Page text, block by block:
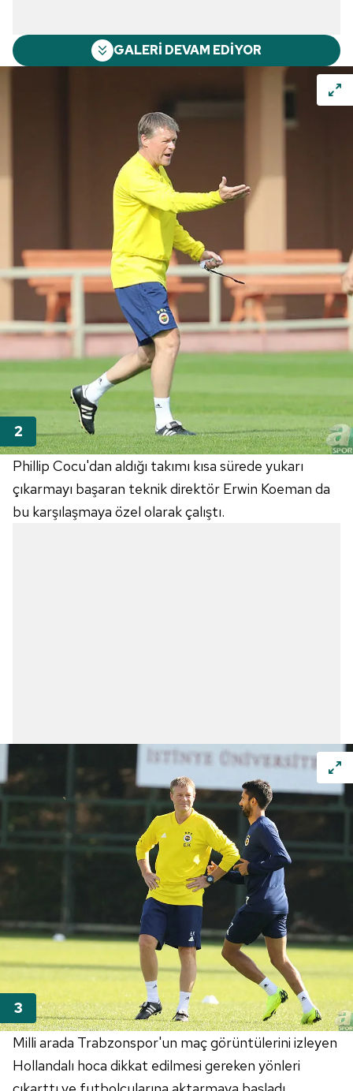
GALERİ DEVAM EDİYOR
Phillip Cocu'dan aldığı takımı kısa sürede yukarı
çıkarmayı başaran teknik direktör Erwin Koeman da
bu karşılaşmaya özel olarak çalıştı.
Milli arada Trabzonspor'un maç görüntülerini izleyen
Hollandalı hoca dikkat edilmesi gereken yönleri